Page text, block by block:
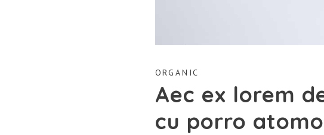
ORGANIC
Aec ex lorem
cu porro